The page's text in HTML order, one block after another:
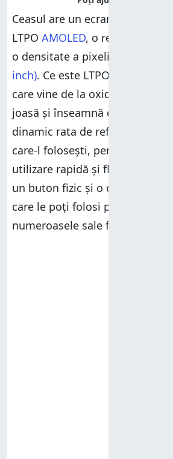
Ceasul are un ecran de 1,5 inch
LTPO AMOLED, o rezoluție de
o densitate a pixelilor de 310
inch). Ce este LTPO? Ei bine,
care vine de la oxid
joasă și înseamnă că afișajul își
dinamic rata de refresh în
care-l folosești, pentru a oferi o
utilizare rapidă și fluidă.
un buton fizic și o coroană de
care le poți folosi pentru a
numeroasele sale funcții.